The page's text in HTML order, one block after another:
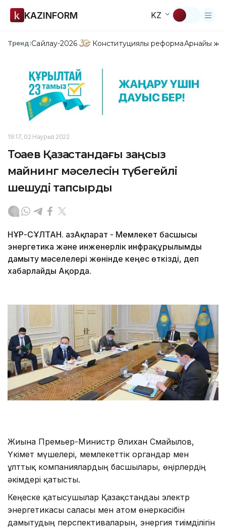
KAZINFORM KZ
Тренд:Сайлау-2026 Конституциялық реформаАрнайы
19:17, 02 Наурыз 2022
Тоқаев Қазақстандағы заңсыз
майнинг мәселесін түбегейлі
шешуді тапсырды
НҰР-СҰЛТАН. ҚазАқпарат - Мемлекет басшысы
энергетика және инженерлік инфрақұрылымды
дамыту мәселелері жөнінде кеңес өткізді, деп
хабарлайды Ақорда.
Жиынға Премьер-Министр Әлихан Смайылов,
Үкімет мүшелері, мемлекеттік органдар мен
ұлттық компаниялардың басшылары, өңірлердің
әкімдері қатысты.
Кеңеске қатысушылар Қазақстандағы электр
энергетикасы саласы мен атом өнеркәсібін
дамытудың перспективаларын, энергия тиімділігін